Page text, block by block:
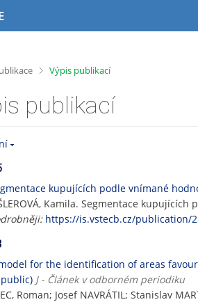
>
Výpis publikací
publikací
kupujících podle vnímané
Kamila. Segmentace
https://is.vstecb.cz/publication/
for the identification of areas
J - Článek v odborném periodiku
Roman; Josef NAVRÁTIL; Stanislav